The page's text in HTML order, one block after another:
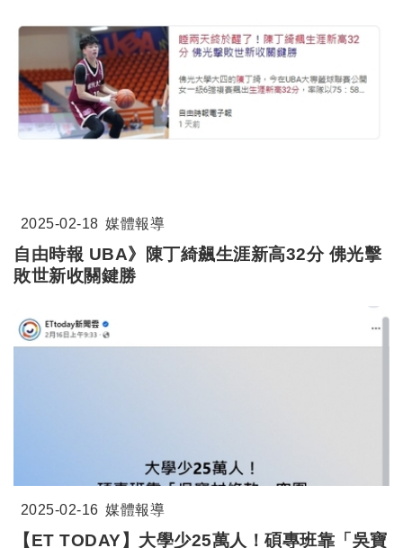
2025-02-18 媒體報導
自由時報 UBA》陳丁綺飆生涯新高32分 佛光擊
敗世新收關鍵勝
2025-02-16 媒體報導
【ET TODAY】大學少25萬人！碩專班靠「吳寶